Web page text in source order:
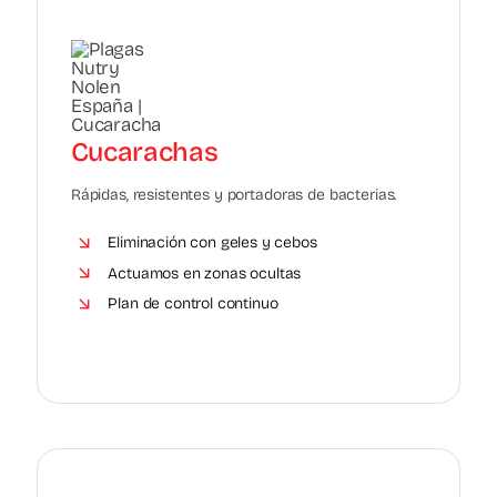
Cucarachas
Rápidas, resistentes y portadoras de bacterias.
Eliminación con geles y cebos
Actuamos en zonas ocultas
Plan de control continuo